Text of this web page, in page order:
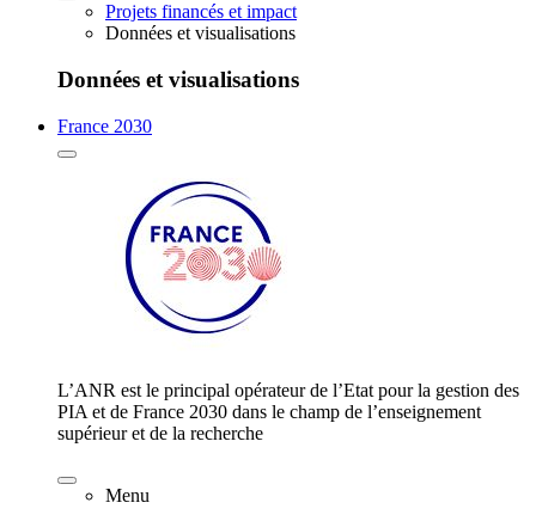
Projets financés et impact
Données et visualisations
Données et visualisations
France 2030
L’ANR est le principal opérateur de l’Etat pour la gestion des
PIA et de France 2030 dans le champ de l’enseignement
supérieur et de la recherche
Menu